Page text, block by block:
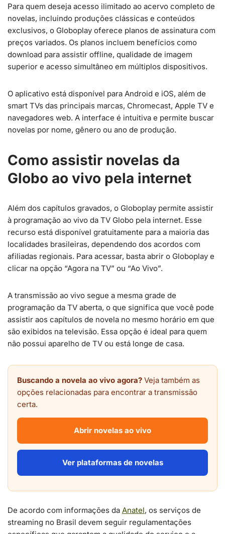
Para quem deseja acesso ilimitado ao acervo completo de
novelas, incluindo produções clássicas e conteúdos
exclusivos, o Globoplay oferece planos de assinatura com
preços variados. Os planos incluem benefícios como
download para assistir offline, qualidade de imagem
superior e acesso simultâneo em múltiplos dispositivos.
O aplicativo está disponível para Android e iOS, além de
smart TVs das principais marcas, Chromecast, Apple TV e
navegadores web. A interface é intuitiva e permite buscar
novelas por nome, gênero ou ano de produção.
Como assistir novelas da
Globo ao vivo pela internet
Além dos capítulos gravados, o Globoplay permite assistir
à programação ao vivo da TV Globo pela internet. Esse
recurso está disponível gratuitamente para a maioria das
localidades brasileiras, dependendo dos acordos com
afiliadas regionais. Para acessar, basta abrir o Globoplay e
clicar na opção “Agora na TV” ou “Ao Vivo”.
A transmissão ao vivo segue a mesma grade de
programação da TV aberta, o que significa que você pode
assistir aos capítulos de novela no mesmo horário em que
são exibidos na televisão. Essa opção é ideal para quem
não possui aparelho de TV ou está longe de casa.
Buscando a novela ao vivo agora? Veja também as
opções relacionadas para encontrar a transmissão
certa.
Abrir novelas ao vivo
Ver plataformas de novelas
De acordo com informações da Anatel, os serviços de
streaming no Brasil devem seguir regulamentações